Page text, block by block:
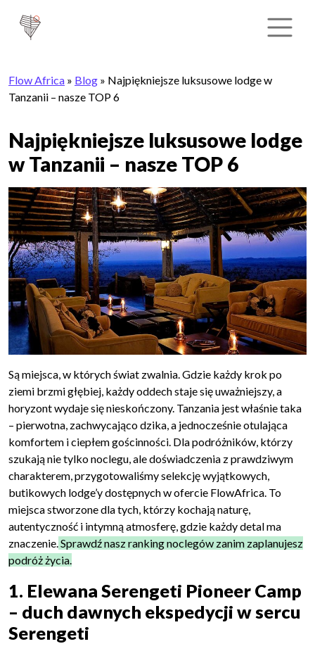
Flow Africa » Blog » Najpiękniejsze luksusowe lodge w
Tanzanii – nasze TOP 6
Najpiękniejsze luksusowe lodge
w Tanzanii – nasze TOP 6
Są miejsca, w których świat zwalnia. Gdzie każdy krok po
ziemi brzmi głębiej, każdy oddech staje się uważniejszy, a
horyzont wydaje się nieskończony. Tanzania jest właśnie taka
– pierwotna, zachwycająco dzika, a jednocześnie otulająca
komfortem i ciepłem gościnności. Dla podróżników, którzy
szukają nie tylko noclegu, ale doświadczenia z prawdziwym
charakterem, przygotowaliśmy selekcję wyjątkowych,
butikowych lodge’y dostępnych w ofercie FlowAfrica. To
miejsca stworzone dla tych, którzy kochają naturę,
autentyczność i intymną atmosferę, gdzie każdy detal ma
znaczenie.Sprawdź nasz ranking noclegów zanim zaplanujesz
podróż życia.
1. Elewana Serengeti Pioneer Camp
– duch dawnych ekspedycji w sercu
Serengeti